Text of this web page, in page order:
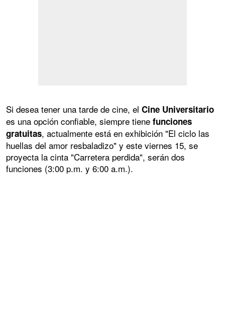
Si desea tener una tarde de cine, el Cine Universitario
es una opción confiable, siempre tiene funciones
gratuitas, actualmente está en exhibición "El ciclo las
huellas del amor resbaladizo" y este viernes 15, se
proyecta la cinta "Carretera perdida", serán dos
funciones (3:00 p.m. y 6:00 a.m.).